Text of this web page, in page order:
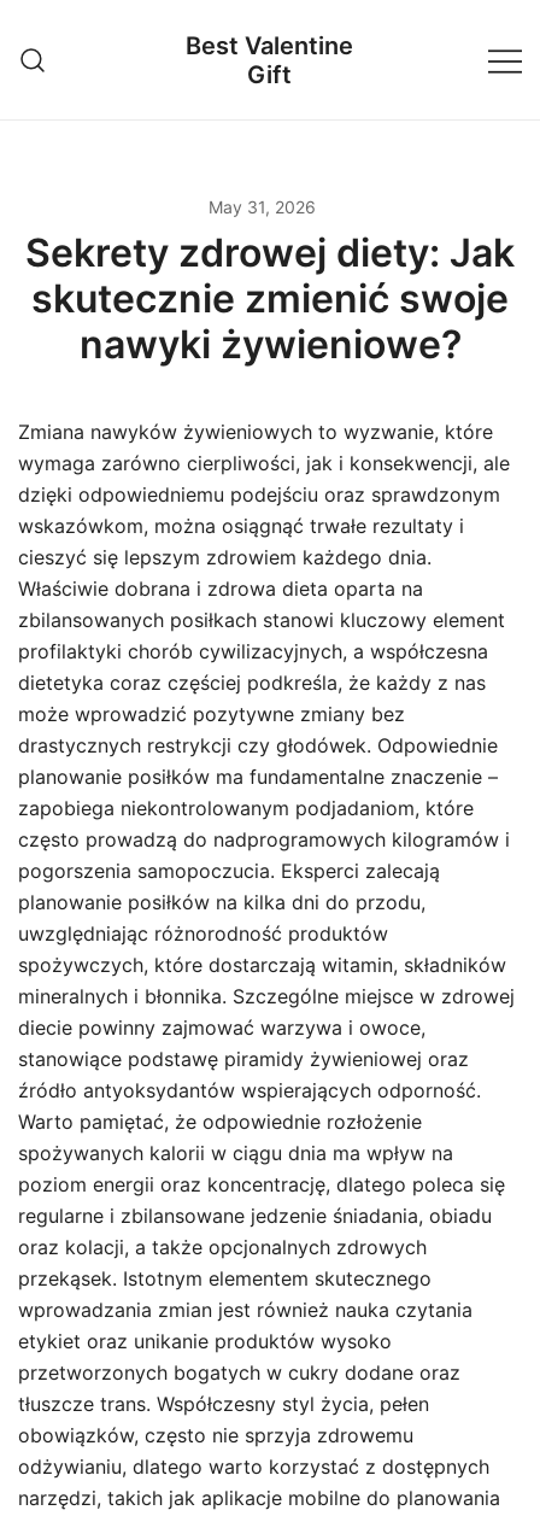
content
Best Valentine
Gift
May 31, 2026
Sekrety zdrowej diety: Jak
skutecznie zmienić swoje
nawyki żywieniowe?
Zmiana nawyków żywieniowych to wyzwanie, które
wymaga zarówno cierpliwości, jak i konsekwencji, ale
dzięki odpowiedniemu podejściu oraz sprawdzonym
wskazówkom, można osiągnąć trwałe rezultaty i
cieszyć się lepszym zdrowiem każdego dnia.
Właściwie dobrana i zdrowa dieta oparta na
zbilansowanych posiłkach stanowi kluczowy element
profilaktyki chorób cywilizacyjnych, a współczesna
dietetyka coraz częściej podkreśla, że każdy z nas
może wprowadzić pozytywne zmiany bez
drastycznych restrykcji czy głodówek. Odpowiednie
planowanie posiłków ma fundamentalne znaczenie –
zapobiega niekontrolowanym podjadaniom, które
często prowadzą do nadprogramowych kilogramów i
pogorszenia samopoczucia. Eksperci zalecają
planowanie posiłków na kilka dni do przodu,
uwzględniając różnorodność produktów
spożywczych, które dostarczają witamin, składników
mineralnych i błonnika. Szczególne miejsce w zdrowej
diecie powinny zajmować warzywa i owoce,
stanowiące podstawę piramidy żywieniowej oraz
źródło antyoksydantów wspierających odporność.
Warto pamiętać, że odpowiednie rozłożenie
spożywanych kalorii w ciągu dnia ma wpływ na
poziom energii oraz koncentrację, dlatego poleca się
regularne i zbilansowane jedzenie śniadania, obiadu
oraz kolacji, a także opcjonalnych zdrowych
przekąsek. Istotnym elementem skutecznego
wprowadzania zmian jest również nauka czytania
etykiet oraz unikanie produktów wysoko
przetworzonych bogatych w cukry dodane oraz
tłuszcze trans. Współczesny styl życia, pełen
obowiązków, często nie sprzyja zdrowemu
odżywianiu, dlatego warto korzystać z dostępnych
narzędzi, takich jak aplikacje mobilne do planowania